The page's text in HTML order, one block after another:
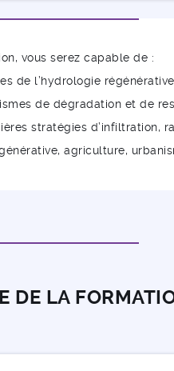
vous serez capable de :
de l’hydrologie
de dégradation et de
stratégies d’infiltration,
agriculture,
DE LA